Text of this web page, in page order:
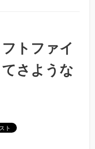
トファイ
さような